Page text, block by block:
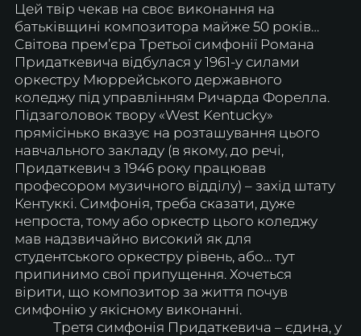
Цей твір чекав на своє виконання на
батьківщині композитора майже 50 років…
Світова прем’єра Третьої симфонії Романа
Придаткевича відбулася у 1961-у силами
оркестру Мюррейського державного
коледжу під управлінням Ричарда Форелла.
Підзаголовок твору «West Kentucky»
прямісінько вказує на розташування цього
навчального закладу (в якому, до речі,
Придаткевич з 1946 року працював
професором музичного відділу) – захід штату
Кентуккі. Симфонія, треба сказати, дуже
непроста, тому або оркестр цього коледжу
мав надзвичайно високий як для
студентського оркестру рівень, або… тут
припинимо свої припущення. Хочеться
вірити, що композитор за життя почув
симфонію у якісному виконанні.